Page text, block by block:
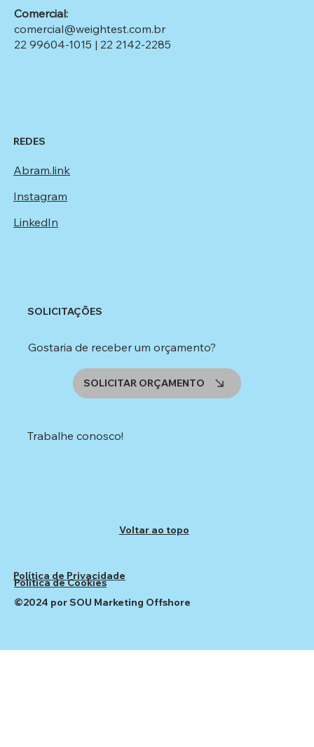
Comercial:
comercial@weightest.com.br
22 99604-1015 | 22 2142-2285
REDES
Abram.link
Instagram
LinkedIn
Trabalhe conosco!
SOLICITAR ORÇAMENTO
Gostaria de receber um orçamento?
SOLICITAÇÕES
Política de Privacidade
Política de Cookies
Voltar ao topo
©2024 por SOU Marketing Offshore